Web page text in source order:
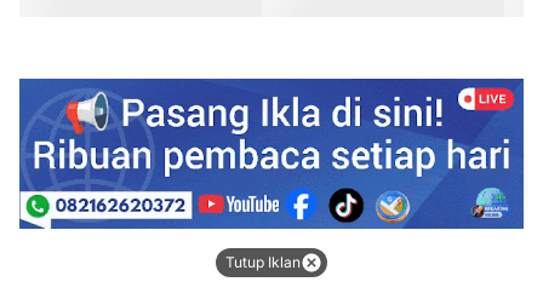
Tutup Iklan